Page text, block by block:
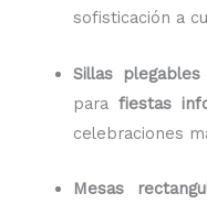
sofisticación a
Sillas plegables
parafiestas
celebraciones
Mesas